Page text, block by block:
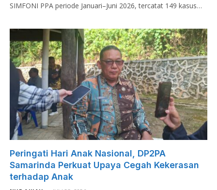
SIMFONI PPA periode Januari–Juni 2026, tercatat 149 kasus…
Peringati Hari Anak Nasional, DP2PA
Samarinda Perkuat Upaya Cegah Kekerasan
terhadap Anak